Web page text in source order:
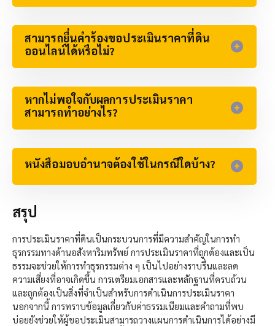
สามารถยื่นคำร้องขอประเมินราคาที่ดิน
ออนไลน์ได้หรือไม่?
หากไม่พอใจกับผลการประเมินราคา
สามารถทำอย่างไร?
หนังสือมอบอำนาจต้องใช้ในกรณีใดบ้าง?
สรุป
การประเมินราคาที่ดินเป็นกระบวนการที่มีความสำคัญในการทำ
ธุรกรรมทางด้านอสังหาริมทรัพย์ การประเมินราคาที่ถูกต้องและเป็น
ธรรมจะช่วยให้การทำธุรกรรมต่าง ๆ เป็นไปอย่างราบรื่นและลด
ความเสี่ยงที่อาจเกิดขึ้น การเตรียมเอกสารและหลักฐานที่ครบถ้วน
และถูกต้องเป็นสิ่งที่จำเป็นสำหรับการดำเนินการประเมินราคา
นอกจากนี้ การทราบข้อมูลเกี่ยวกับค่าธรรมเนียมและคำถามที่พบ
บ่อยยังช่วยให้ผู้ขอประเมินสามารถวางแผนการดำเนินการได้อย่างมี